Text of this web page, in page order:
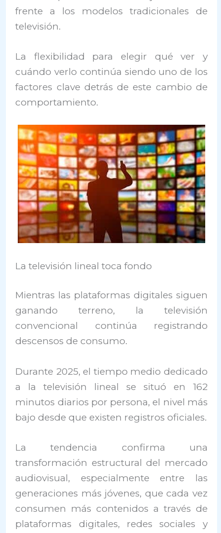
frente a los modelos tradicionales de
televisión.
La flexibilidad para elegir qué ver y
cuándo verlo continúa siendo uno de los
factores clave detrás de este cambio de
comportamiento.
La televisión lineal toca fondo
Mientras las plataformas digitales siguen
ganando terreno, la televisión
convencional continúa registrando
descensos de consumo.
Durante 2025, el tiempo medio dedicado
a la televisión lineal se situó en 162
minutos diarios por persona, el nivel más
bajo desde que existen registros oficiales.
La tendencia confirma una
transformación estructural del mercado
audiovisual, especialmente entre las
generaciones más jóvenes, que cada vez
consumen más contenidos a través de
plataformas digitales, redes sociales y